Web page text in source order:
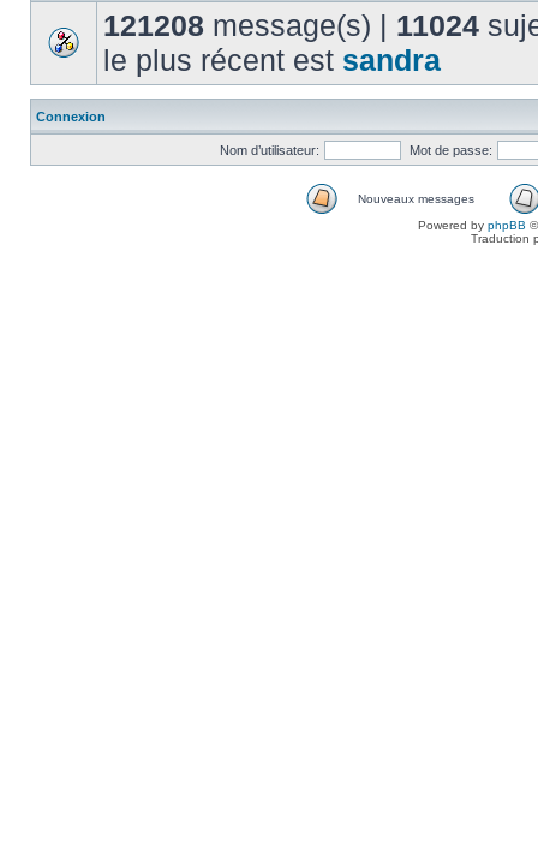
121208 message(s) | 11024
le plus récent est sandra
Connexion
Nom d’utilisateur: Mot de passe:
Nouveaux messages
Powered by phpBB
Traduction